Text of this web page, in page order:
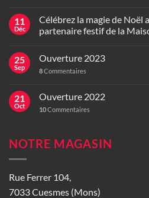
11
Déc
Célébrez la magie de Noël
partenaire festif de la
25
Sep
Ouverture 2023
8Commentaires
21
Oct
Ouverture 2022
10Commentaires
NOTRE MAGASIN
Rue Ferrer 104,
7033 Cuesmes (Mons)